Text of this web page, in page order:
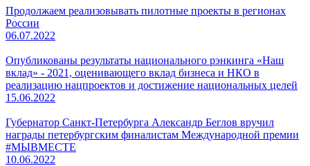
Продолжаем реализовывать пилотные проекты в регионах
России
06.07.2022
Опубликованы результаты национального рэнкинга «Наш
вклад» - 2021, оценивающего вклад бизнеса и НКО в
реализацию нацпроектов и достижение национальных целей
15.06.2022
Губернатор Санкт-Петербурга Александр Беглов вручил
награды петербургским финалистам Международной премии
#МЫВМЕСТЕ
10.06.2022